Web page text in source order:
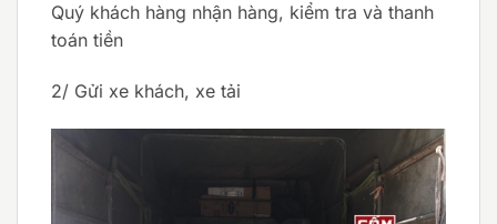
Quý khách hàng nhận hàng, kiểm tra và thanh
toán tiền
2/ Gửi xe khách, xe tải